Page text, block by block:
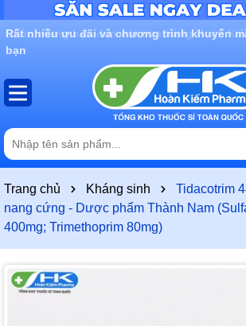
Rất nhiều ưu đãi và chương trình khuyến
bạn
Trang chủ Kháng sinh
Tidacotrim
nang cứng - Dược phẩm Thành Nam
400mg; Trimethoprim 80mg)